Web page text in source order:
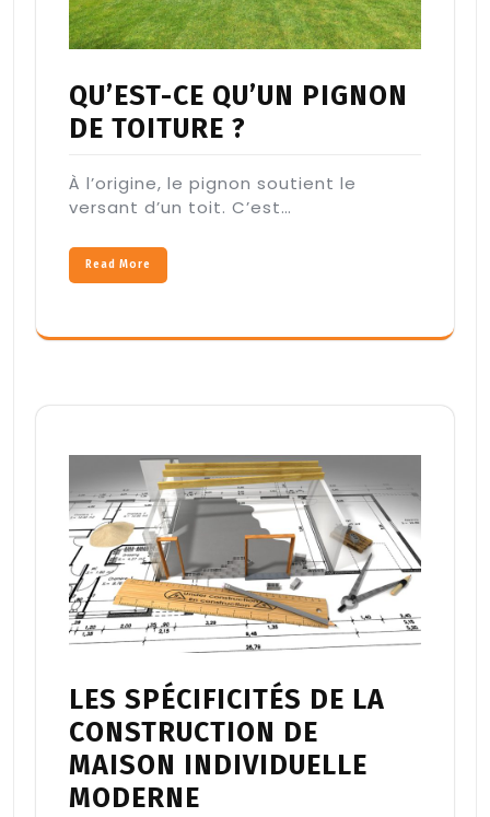
QU’EST-CE QU’UN PIGNON
DE TOITURE ?
À l’origine, le pignon soutient le
versant d’un toit. C’est…
Read More
LES SPÉCIFICITÉS DE LA
CONSTRUCTION DE
MAISON INDIVIDUELLE
MODERNE